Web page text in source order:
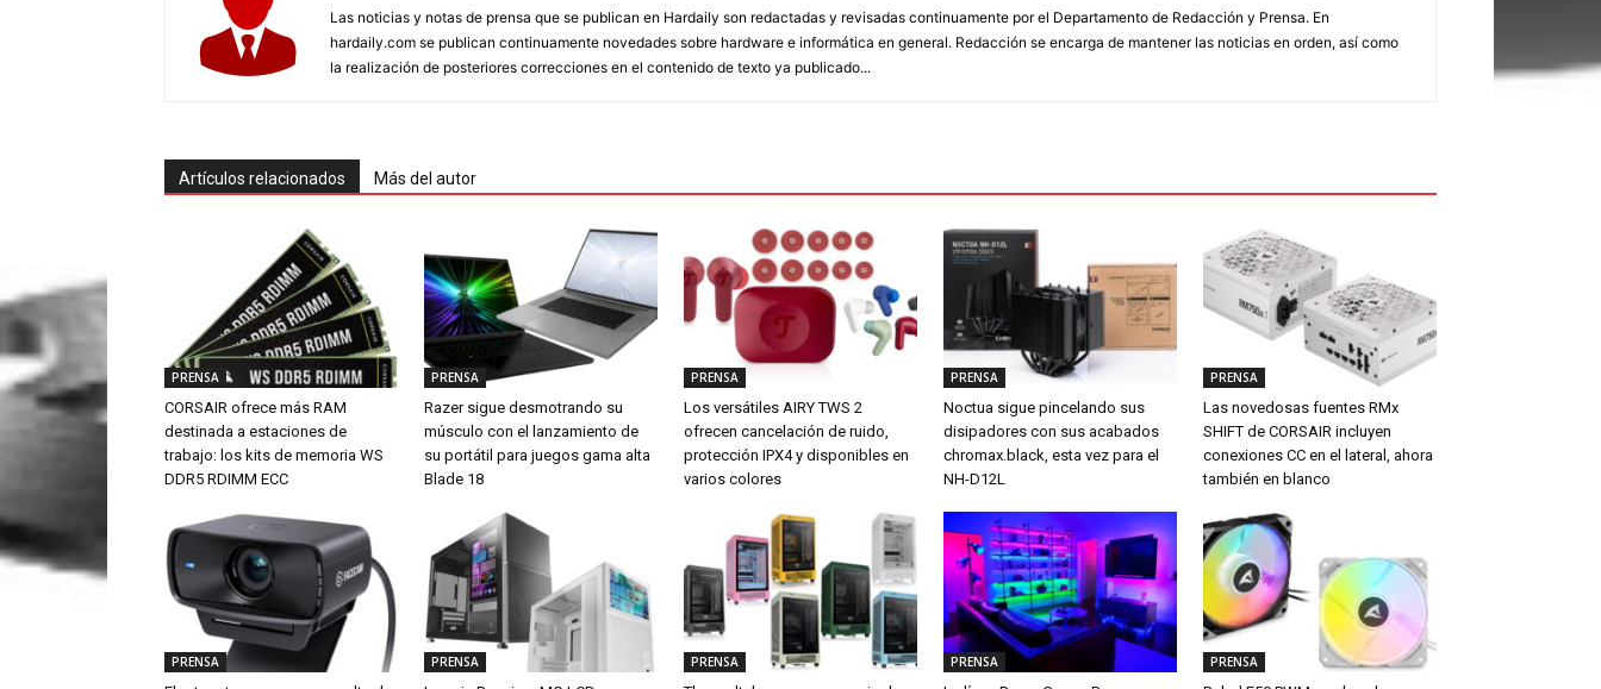
Las noticias y notas de prensa que se publican en Hardaily son redactadas y revisadas continuamente por el Departamento de Redacción y Prensa. En
hardaily.com se publican continuamente novedades sobre hardware e informática en general. Redacción se encarga de mantener las noticias en orden, así como
la realización de posteriores correcciones en el contenido de texto ya publicado...
Artículos relacionados Más del autor
PRENSA
CORSAIR ofrece más RAM
destinada a estaciones de
trabajo: los kits de memoria WS
DDR5 RDIMM ECC
PRENSA
Razer sigue desmotrando su
músculo con el lanzamiento de
su portátil para juegos gama alta
Blade 18
PRENSA
Los versátiles AIRY TWS 2
ofrecen cancelación de ruido,
protección IPX4 y disponibles en
varios colores
PRENSA
Noctua sigue pincelando sus
disipadores con sus acabados
chromax.black, esta vez para el
NH-D12L
PRENSA
Las novedosas fuentes RMx
SHIFT de CORSAIR incluyen
conexiones CC en el lateral, ahora
también en blanco
PRENSA PRENSA PRENSA PRENSA PRENSA